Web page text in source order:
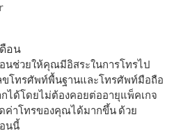
อน
นช่วยให้คุณมีอิสระในการโทรไป
ขโทรศัพท์พื้นฐานและโทรศัพท์มือถือ
ได้โดยไม่ต้องคอยต่ออายุแพ็คเกจ
ค่าโทรของคุณได้มากขึ้น ด้วย
นนี้